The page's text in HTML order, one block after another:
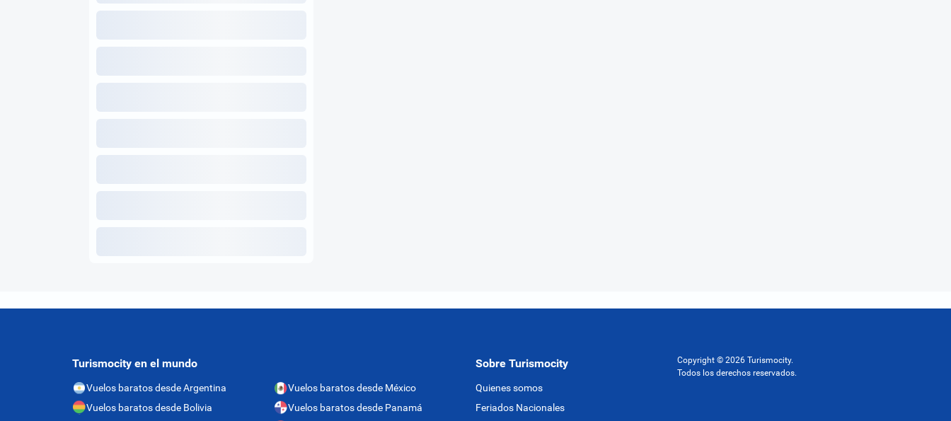
Turismocity en el mundo
Vuelos baratos desde Argentina
Vuelos baratos desde Bolivia
Vuelos baratos desde México
Vuelos baratos desde Panamá
Sobre Turismocity
Quienes somos
Feriados Nacionales
Copyright © 2026 Turismocity.
Todos los derechos reservados.